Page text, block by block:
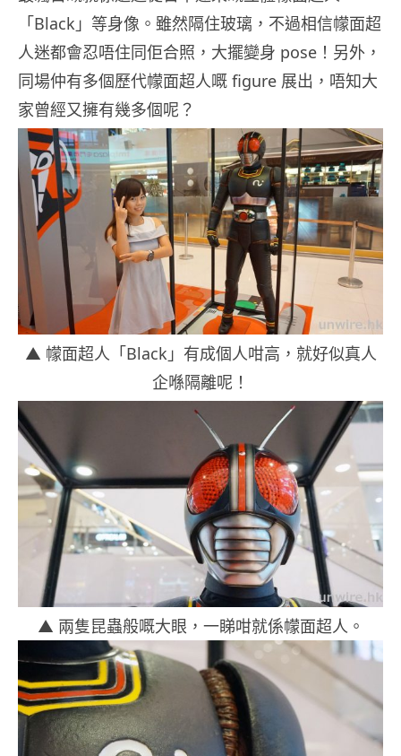
「Black」等身像。雖然隔住玻璃，不過相信幪面超
人迷都會忍唔住同佢合照，大擺變身 pose！另外，
同場仲有多個歷代幪面超人嘅 figure 展出，唔知大
家曾經又擁有幾多個呢？
▲ 幪面超人「Black」有成個人咁高，就好似真人
企喺隔離呢！
▲ 兩隻昆蟲般嘅大眼，一睇咁就係幪面超人。